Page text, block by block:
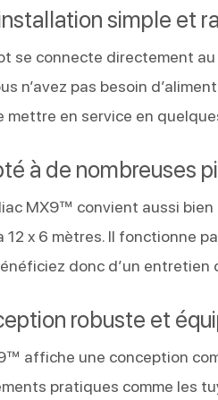
simple et
se connecte directement
n’avez pas besoin
mettre en service en
à de nombreuses
MX9™ convient aussi bien
12 x 6 mètres. Il fonctionne
donc d’un
robuste et
affiche une conception
pratiques comme les